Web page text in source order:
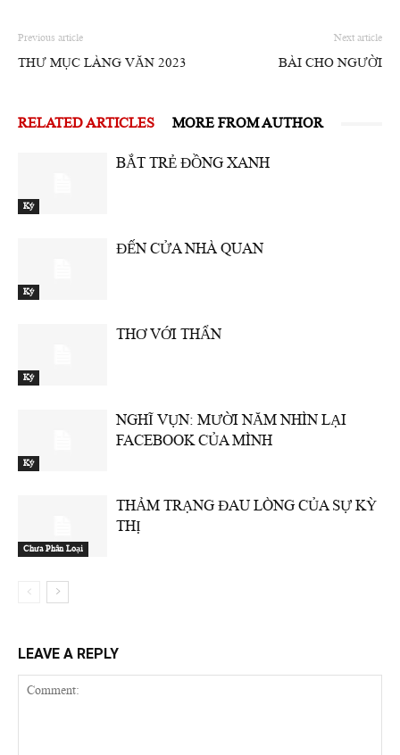
Previous article
THƯ MỤC LÀNG VĂN 2023
Next article
BÀI CHO NGƯỜI
RELATED ARTICLES MORE FROM AUTHOR
Ký
BẮT TRẺ ĐỒNG XANH
Ký
ĐẾN CỬA NHÀ QUAN
Ký
THƠ VỚI THẨN
Ký
NGHĨ VỤN: MƯỜI NĂM NHÌN LẠI
FACEBOOK CỦA MÌNH
Chưa Phân Loại
THẢM TRẠNG ĐAU LÒNG CỦA SỰ KỲ
THỊ
LEAVE A REPLY